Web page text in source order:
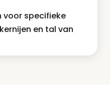
voor specifieke
en tal van